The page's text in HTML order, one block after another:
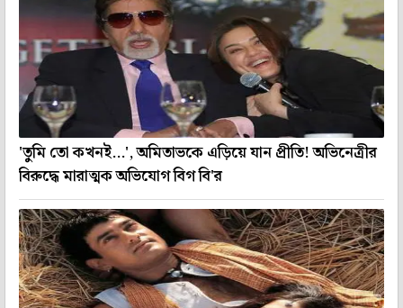
'তুমি তো কখনই...', অমিতাভকে এড়িয়ে যান প্রীতি! অভিনেত্রীর
বিরুদ্ধে মারাত্মক অভিযোগ বিগ বি'র